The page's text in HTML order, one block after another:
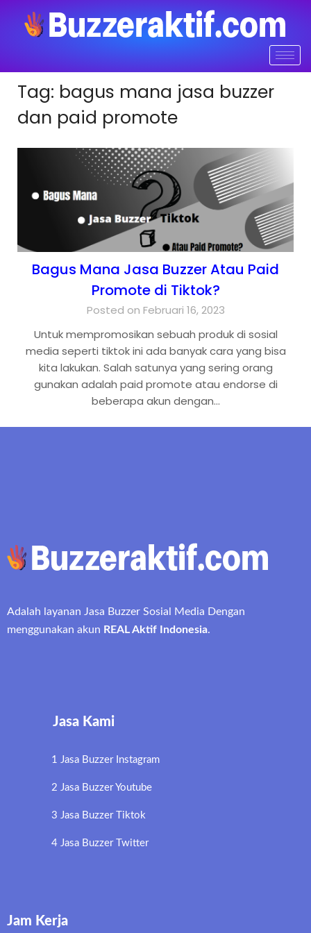
Tag: bagus mana jasa buzzer
dan paid promote
Bagus Mana Jasa Buzzer Atau Paid
Promote di Tiktok?
Posted on Februari 16, 2023
Untuk mempromosikan sebuah produk di sosial
media seperti tiktok ini ada banyak cara yang bisa
kita lakukan. Salah satunya yang sering orang
gunakan adalah paid promote atau endorse di
beberapa akun dengan…
Adalah layanan Jasa Buzzer Sosial Media Dengan
menggunakan akun REAL Aktif Indonesia.
Jasa Kami
1 Jasa Buzzer Instagram
2 Jasa Buzzer Youtube
3 Jasa Buzzer Tiktok
4 Jasa Buzzer Twitter
Jam Kerja